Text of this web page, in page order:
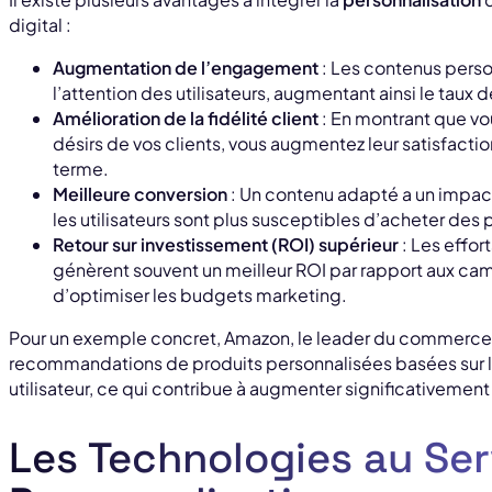
digital :
Augmentation de l’engagement: Les contenus
l’attention des utilisateurs, augmentant ainsi le taux
Amélioration de la fidélité client: En montrant que
désirs de vos clients, vous augmentez leur
terme.
Meilleure conversion: Un contenu adapté a un
les utilisateurs sont plus susceptibles d’acheter
Retour sur investissement (ROI) supérieur: Les
génèrent souvent un meilleur ROI par rapport aux
d’optimiser les budgets marketing.
Pour un exemple concret, Amazon, le leader du
recommandations de produits personnalisées basées sur
utilisateur, ce qui contribue à augmenter
Les Technologies au